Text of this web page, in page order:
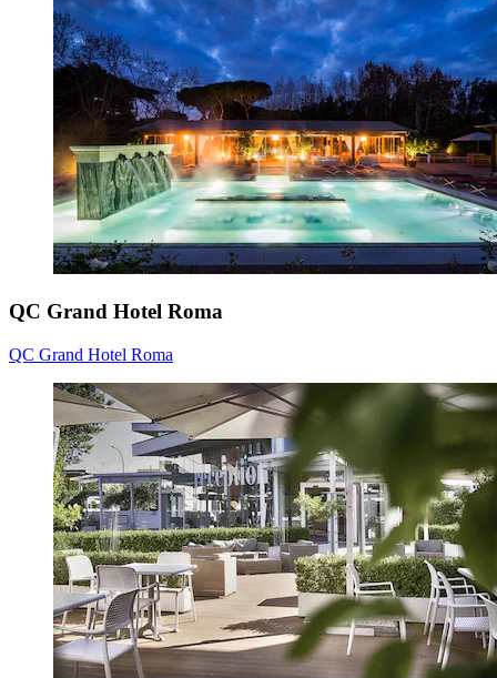
QC Grand Hotel Roma
QC Grand Hotel Roma